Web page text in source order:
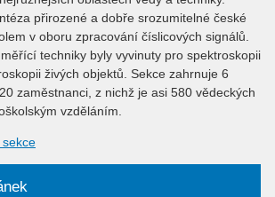
přirozené a dobře srozumitelné české
v oboru zpracování číslicových signálů.
techniky byly vyvinuty pro spektroskopii
živých objektů. Sekce zahrnuje 6
zaměstnanci, z nichž je asi 580 vědeckých
vzděláním.